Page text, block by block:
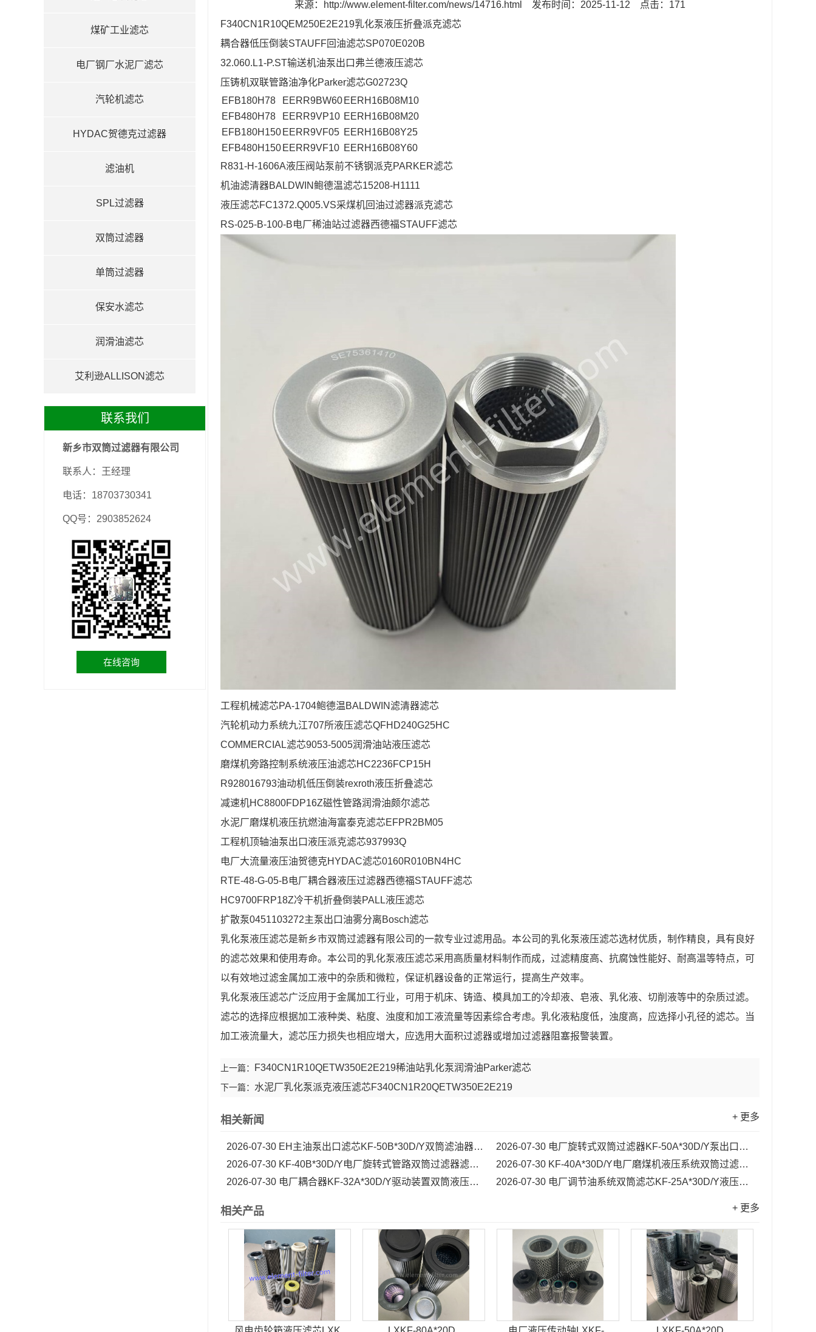
来源： http://www.element-filter.com/news/14716.html 发布时间：2025-11-12
点击：171
F340CN1R10QEM250E2E219乳化泵液压折叠派克滤芯
耦合器低压倒装STAUFF回油滤芯SP070E020B
32.060.L1-P.ST输送机油泵出口弗兰德液压滤芯
压铸机双联管路油净化Parker滤芯G02723Q
EFB180H78
EERR9BW60 EERH16B08M10
EFB480H78
EERR9VP10 EERH16B08M20
EFB180H150 EERR9VF05 EERH16B08Y25
EFB480H150 EERR9VF10 EERH16B08Y60
R831-H-1606A液压阀站泵前不锈钢派克PARKER滤芯
机油滤清器BALDWIN鲍德温滤芯15208-H1111
液压滤芯FC1372.Q005.VS采煤机回油过滤器派克滤芯
RS-025-B-100-B电厂稀油站过滤器西德福STAUFF滤芯
工程机械滤芯PA-1704鲍德温BALDWIN滤清器滤芯
汽轮机动力系统九江707所液压滤芯QFHD240G25HC
COMMERCIAL滤芯9053-5005润滑油站液压滤芯
磨煤机旁路控制系统液压油滤芯HC2236FCP15H
R928016793油动机低压倒装rexroth液压折叠滤芯
减速机HC8800FDP16Z磁性管路润滑油颇尔滤芯
水泥厂磨煤机液压抗燃油海富泰克滤芯EFPR2BM05
工程机顶轴油泵出口液压派克滤芯937993Q
电厂大流量液压油贺德克HYDAC滤芯0160R010BN4HC
RTE-48-G-05-B电厂耦合器液压过滤器西德福STAUFF滤芯
HC9700FRP18Z冷干机折叠倒装PALL液压滤芯
扩散泵0451103272主泵出口油雾分离Bosch滤芯
乳化泵液压滤芯是新乡市双筒过滤器有限公司的一款专业过滤用品。本公司的乳化泵液压滤芯选材优质，制作精良，具有良好
的滤芯效果和使用寿命。本公司的乳化泵液压滤芯采用高质量材料制作而成，过滤精度高、抗腐蚀性能好、耐高温等特点，可
以有效地过滤金属加工液中的杂质和微粒，保证机器设备的正常运行，提高生产效率。
乳化泵液压滤芯广泛应用于金属加工行业，可用于机床、铸造、模具加工的冷却液、皂液、乳化液、切削液等中的杂质过滤。
滤芯的选择应根据加工液种类、粘度、浊度和加工液流量等因素综合考虑。乳化液粘度低，浊度高，应选择小孔径的滤芯。当
加工液流量大，滤芯压力损失也相应增大，应选用大面积过滤器或增加过滤器阻塞报警装置。
上一篇： F340CN1R10QETW350E2E219稀油站乳化泵润滑油Parker滤芯
下一篇： 水泥厂乳化泵派克液压滤芯F340CN1R20QETW350E2E219
相关新闻 + 更多
2026-07-30 EH主油泵出口滤芯KF-50B*30D/Y双筒滤油器滤芯... 2026-07-30 电厂旋转式双筒过滤器KF-50A*30D/Y泵出口滤芯...
2026-07-30 KF-40B*30D/Y电厂旋转式管路双筒过滤器滤芯... 2026-07-30 KF-40A*30D/Y电厂磨煤机液压系统双筒过滤器HEPAC滤芯...
2026-07-30 电厂耦合器KF-32A*30D/Y驱动装置双筒液压油滤芯... 2026-07-30 电厂调节油系统双筒滤芯KF-25A*30D/Y液压传动滤芯...
相关产品 + 更多
煤矿工业滤芯
电厂钢厂水泥厂滤芯
汽轮机滤芯
HYDAC贺德克过滤器
滤油机
SPL过滤器
双筒过滤器
单筒过滤器
保安水滤芯
润滑油滤芯
艾利逊ALLISON滤芯
联系我们
新乡市双筒过滤器有限公司
联系人：王经理
电话：18703730341
QQ号：2903852624
在线咨询